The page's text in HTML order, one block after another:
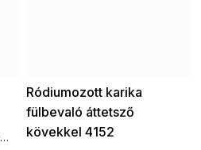
Ródiumozott karika
fülbevaló áttetsző
kövekkel 4152